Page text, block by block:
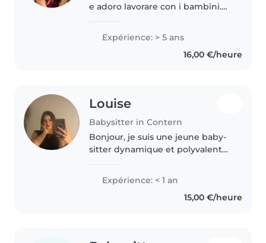
e adoro lavorare con i bambini.
ho iniziato ad acquisire
esperienza molto presto. A 16
anni ho anche seguito una..
Expérience: > 5 ans
16,00 €/heure
Louise
Babysitter in Contern
Bonjour, je suis une jeune baby-
sitter dynamique et polyvalente.
allemand, anglais et
luxembourgeois, ce qui me
permet de m'adapter à
Expérience: < 1 an
15,00 €/heure